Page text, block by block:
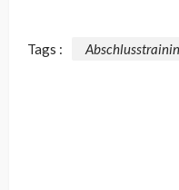
Tags :